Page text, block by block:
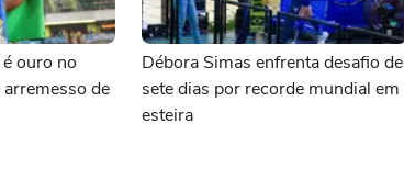
ouro no
de
Débora Simas enfrenta desafio de
sete dias por recorde mundial em
esteira